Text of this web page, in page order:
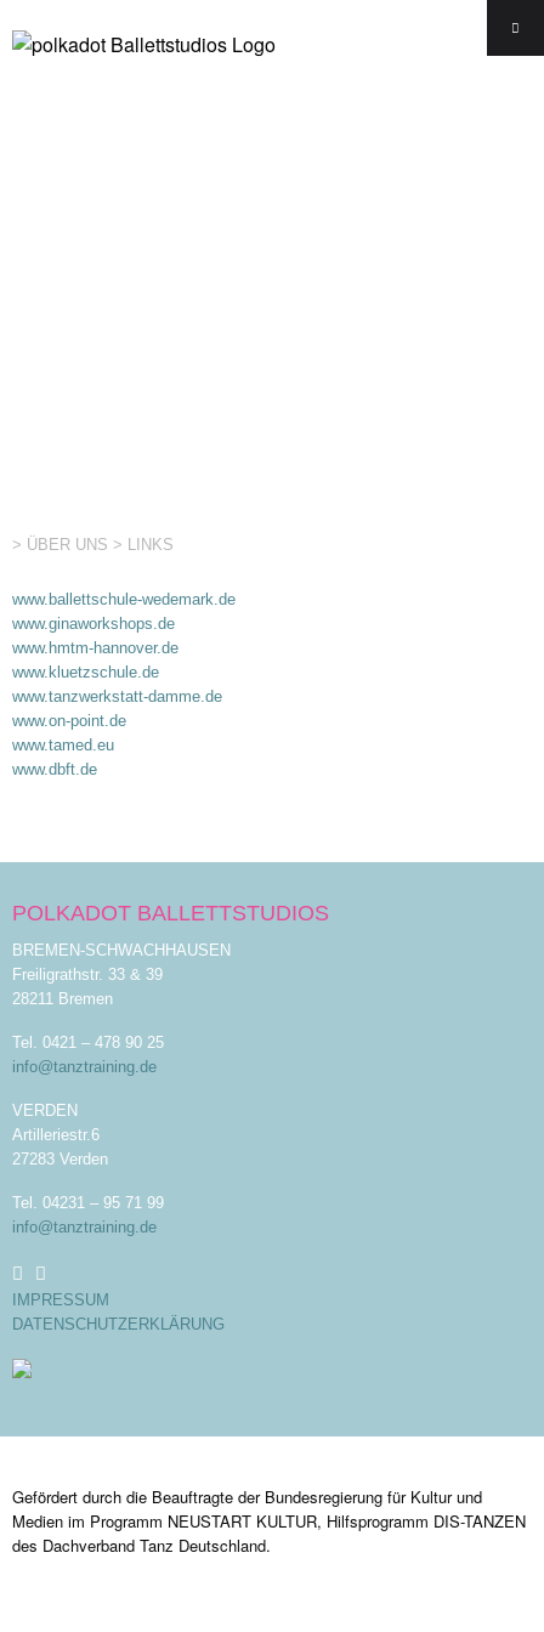
> ÜBER UNS LINKS
www.ballettschule-wedemark.de
www.ginaworkshops.de
www.hmtm-hannover.de
www.kluetzschule.de
www.tanzwerkstatt-damme.de
www.on-point.de
www.tamed.eu
www.dbft.de
POLKADOT BALLETTSTUDIOS
BREMEN-SCHWACHHAUSEN
Freiligrathstr. 33 & 39
28211 Bremen
Tel. 0421 – 478 90 25
info@tanztraining.de
VERDEN
Artilleriestr.6
27283 Verden
Tel. 04231 – 95 71 99
info@tanztraining.de
IMPRESSUM
DATENSCHUTZERKLÄRUNG
Gefördert durch die Beauftragte der Bundesregierung für Kultur und
Medien im Programm NEUSTART KULTUR, Hilfsprogramm DIS-TANZEN
des Dachverband Tanz Deutschland.